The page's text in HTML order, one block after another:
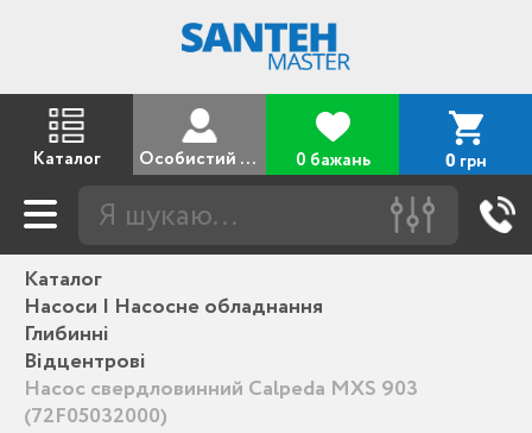
Каталог Особистий кабінет 0 бажань 0 грн
Каталог
Насоси | Насосне обладнання
Глибинні
Відцентрові
Насос свердловинний Calpeda MXS 903
(72F05032000)